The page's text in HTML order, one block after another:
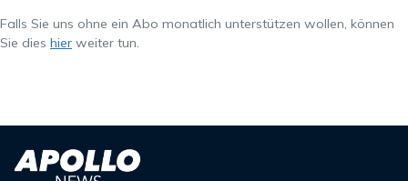
Falls Sie uns ohne ein Abo monatlich unterstützen wollen, können
Sie dies hier weiter tun.